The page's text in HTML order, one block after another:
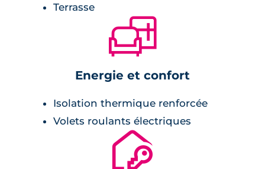
Parc G.Chapark à proximité,
centre commercial Odysseum,
complexe sportif la nuage,
hôtel de ville de Montpellier.
Terrasse
🛋
Energie et confort
Isolation thermique renforcée
Volets roulants électriques
🔐